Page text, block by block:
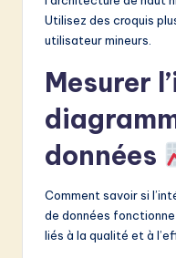
Utilisez des croquis
utilisateur mineurs.
Mesurer
données
Comment savoir si
de données
liés à la qualité et à